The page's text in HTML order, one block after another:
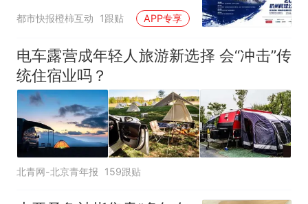
网球经历赢咖啡券
都市快报橙柿互动 1跟贴 APP专享
电车露营成年轻人旅游新选择 会“冲击”传
统住宿业吗？
北青网-北京青年报 159跟贴